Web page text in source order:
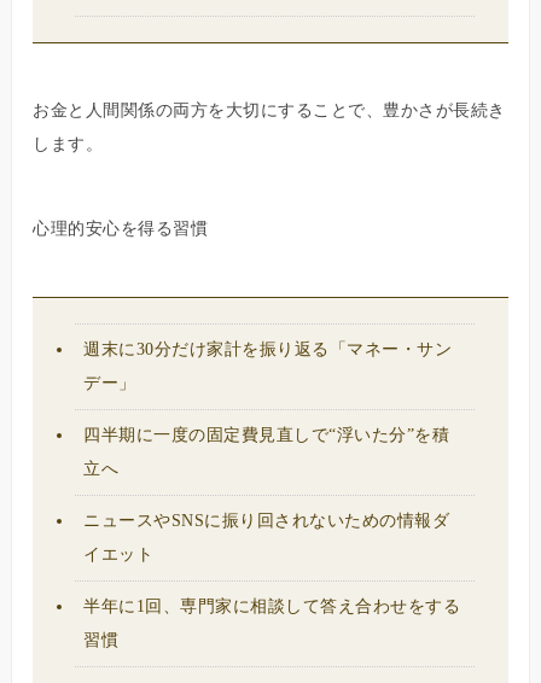
お金と人間関係の両方を大切にすることで、豊かさが長続き
します。
心理的安心を得る習慣
週末に30分だけ家計を振り返る「マネー・サン
デー」
四半期に一度の固定費見直しで“浮いた分”を積
立へ
ニュースやSNSに振り回されないための情報ダ
イエット
半年に1回、専門家に相談して答え合わせをする
習慣